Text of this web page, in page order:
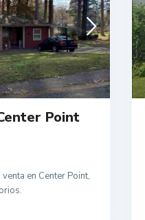
Point
en Center Point,